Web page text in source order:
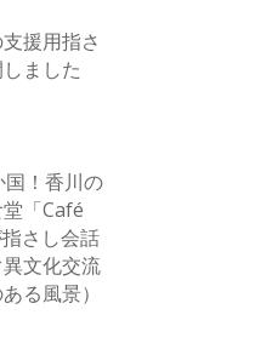
支援用指さ
ました
！香川の
「Café
さし会話
文化交流
る風景）